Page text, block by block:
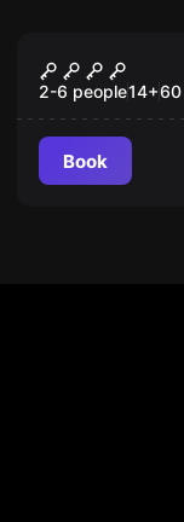
2-6 people14+60
Book